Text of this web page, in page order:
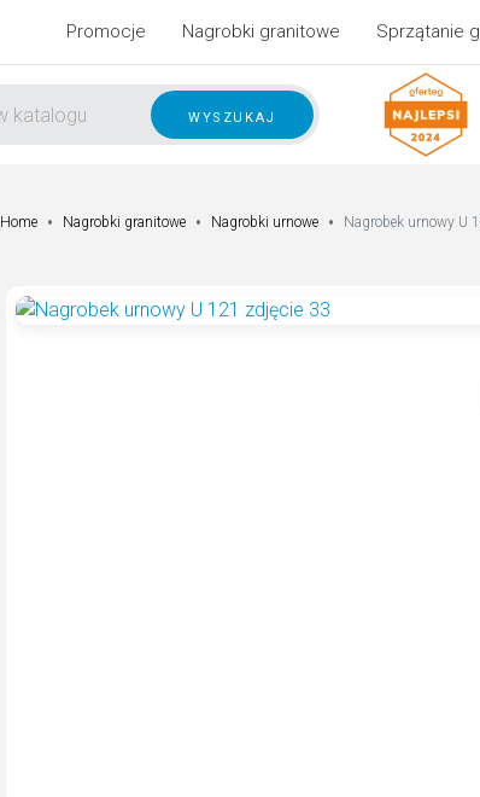
Promocje Nagrobki granitowe Sprzątanie
wyszukaj
Home Nagrobki granitowe Nagrobki urnowe Nagrobek urnowy U